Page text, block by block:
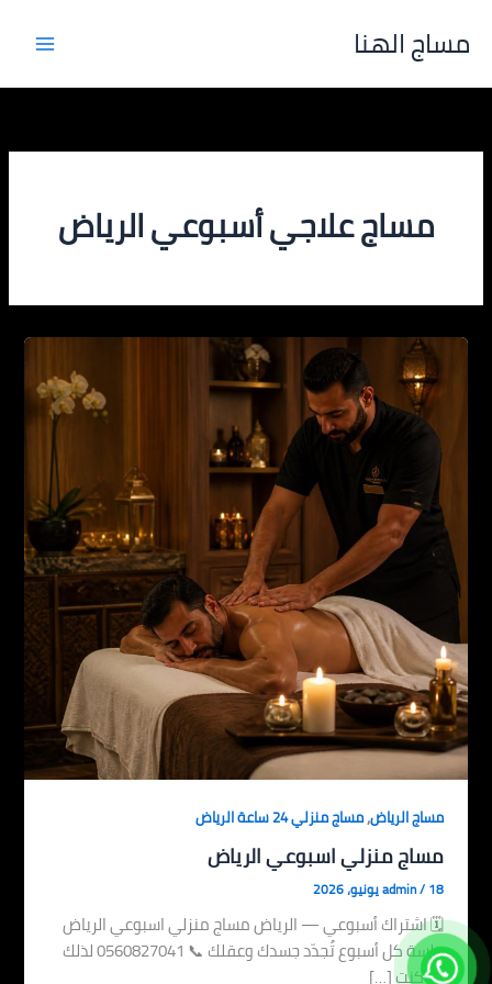
مساج الهنا
مساج علاجي أسبوعي الرياض
مساج الرياض,مساج منزلي 24 ساعة الرياض
مساج منزلي اسبوعي الرياض
admin/18 يونيو، 2026
🗓 اشتراك أسبوعي — الرياض مساج منزلي اسبوعي الرياض
جلسة كل أسبوع تُجدّد جسدك وعقلك 📞 0560827041 لذلك
إذا كنت […]